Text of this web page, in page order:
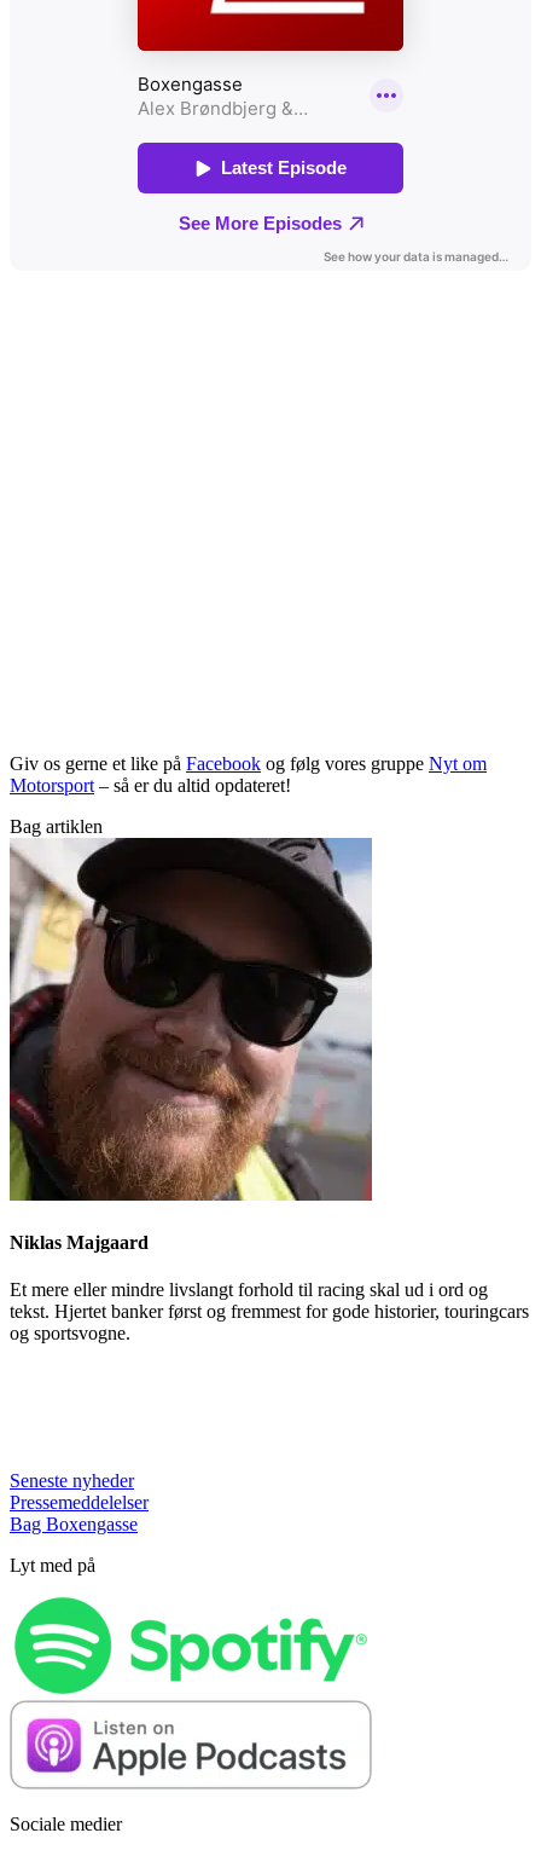
Giv os gerne et like på Facebook og følg vores gruppe Nyt om
Motorsport– så er du altid opdateret!
Bag artiklen
Niklas Majgaard
Et mere eller mindre livslangt forhold til racing skal ud i ord og
tekst. Hjertet banker først og fremmest for gode historier, touringcars
og sportsvogne.
Seneste nyheder
Pressemeddelelser
Bag Boxengasse
Lyt med på
Sociale medier